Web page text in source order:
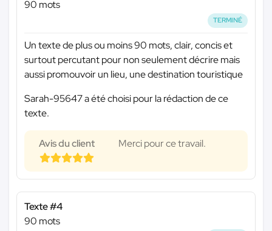
90 mots
TERMINÉ
Un texte de plus ou moins 90 mots, clair, concis et
surtout percutant pour non seulement décrire mais
aussi promouvoir un lieu, une destination touristique
Sarah-95647 a été choisi pour la rédaction de ce
texte.
Avis du client Merci pour ce travail.
Texte #4
90 mots